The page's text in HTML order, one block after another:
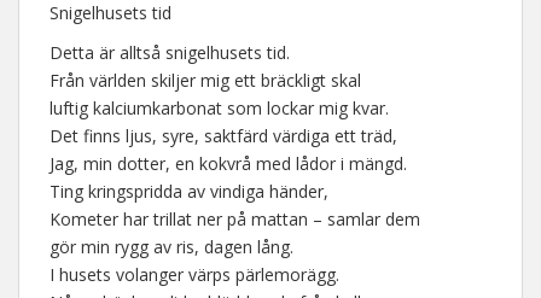
Snigelhusets tid
Detta är alltså snigelhusets tid.
Från världen skiljer mig ett bräckligt skal
luftig kalciumkarbonat som lockar mig kvar.
Det finns ljus, syre, saktfärd värdiga ett träd,
Jag, min dotter, en kokvrå med lådor i mängd.
Ting kringspridda av vindiga händer,
Kometer har trillat ner på mattan – samlar dem
gör min rygg av ris, dagen lång.
I husets volanger värps pärlemorägg.